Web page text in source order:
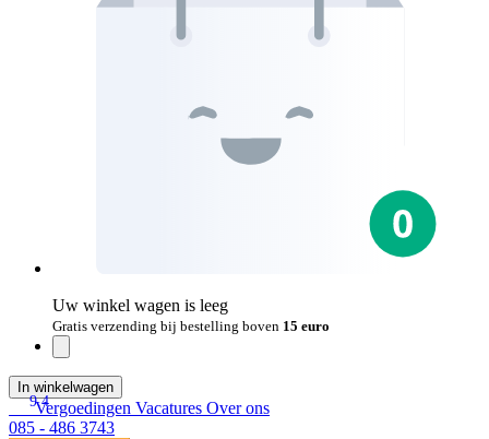
Uw winkel wagen is leeg
Gratis verzending bij bestelling boven 15 euro
In winkelwagen
9.4
Vergoedingen Vacatures Over ons
085 - 486 3743